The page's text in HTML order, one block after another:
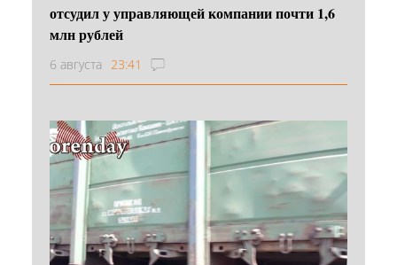
отсудил у управляющей компании почти 1,6
млн рублей
6 августа 23:41